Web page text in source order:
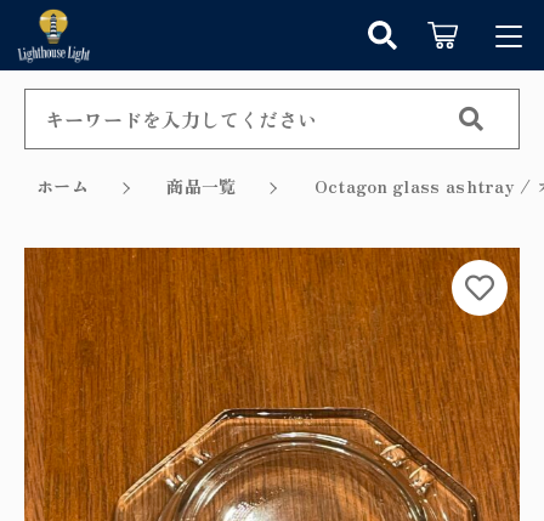
ホーム 商品一覧 Octagon glass ashtray /
カートに商品を追加しました
ショッピングを続ける
カートを確認する
ログイン / 会員登録
お知らせ
お気に入り
カテゴリーから探す
新着商品から探す
セール商品から探す
ペンダントライト
テーブルランプ
ウォールランプ
フロアランプ
キーワード検索
親カテゴリ
子カテゴリ
価格帯